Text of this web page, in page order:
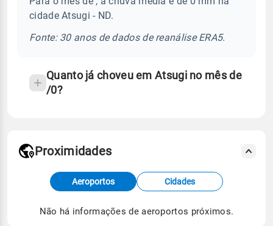
sobre
chuva
cidade Atsugi - ND.
Fonte: 30 anos de dados de reanálise ERA5.
Quanto já choveu em Atsugi no mês de
/0?
Fonte: dados combinados de estações
meteorológicas e satélite do Centro de Previsão
de Tempo e Estudos Climáticos (CPTEC).
Proximidades
Aeroportos Cidades
Não há informações de aeroportos próximos.